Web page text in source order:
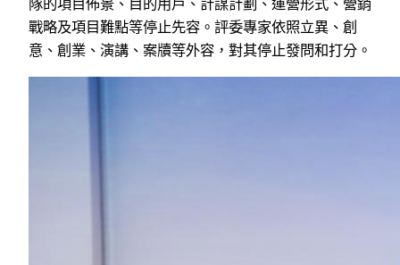
隊的項目佈景、目的用戶、計謀計劃、運營形式、營銷
戰略及項目難點等停止先容。評委專家依照立異、創
意、創業、演講、案牘等外容，對其停止發問和打分。